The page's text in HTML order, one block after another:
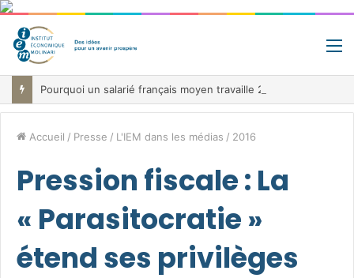
Accueil / Presse / L'IEM dans les médias / 2016
Pression fiscale : La
« Parasitocratie »
étend ses privilèges